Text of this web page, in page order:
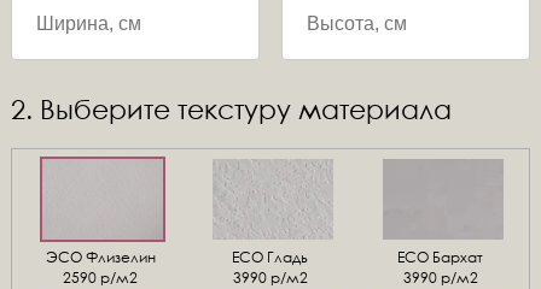
2. Выберите текстуру материала
ЭСО Флизелин
2590 р/м2
ЕСО Гладь
3990 р/м2
ECO Бархат
3990 р/м2